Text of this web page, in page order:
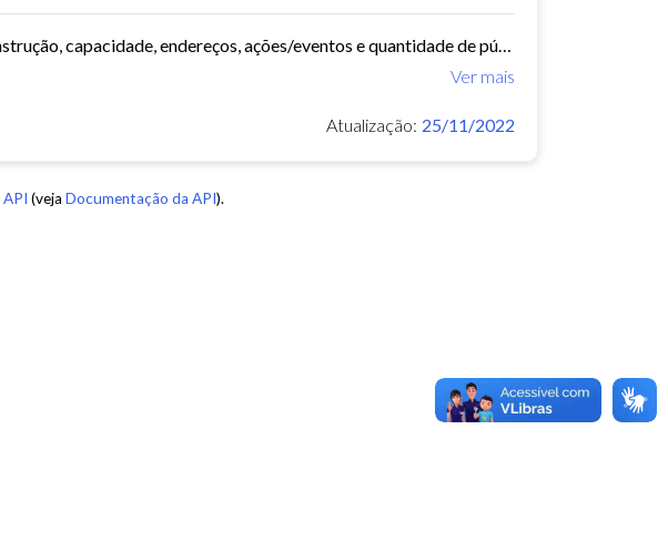
Relação com nome do equipamento, ano de construção, capacidade, endereços, ações/eventos e quantidade de público.
Ver mais
Atualização: 25/11/2022
API (veja Documentação da API).